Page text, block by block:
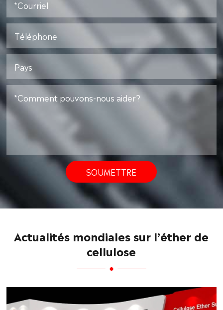
SOUMETTRE
Actualités mondiales sur l’éther de
cellulose